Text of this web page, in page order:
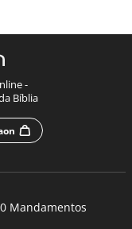
-
Bíblia
Mandamentos